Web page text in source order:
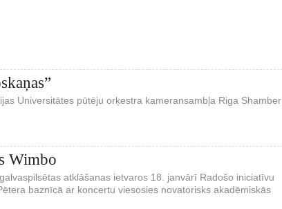
Universitātes pūtēju orķestra kameransambļa Riga Shamber
Wimbo
atklāšanas ietvaros 18. janvārī Radošo iniciatīvu
baznīcā ar koncertu viesosies novatorisks akadēmiskās